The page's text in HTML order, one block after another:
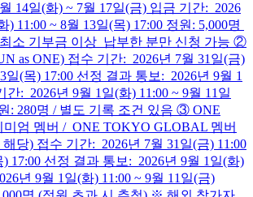
14일(화) ~ 7월 17일(금) 입금 기간: 2026
) 11:00 ~ 8월 13일(목) 17:00 정원: 5,000명
소 기부금 이상 납부한 분만 신청 가능 ②
as ONE) 접수 기간: 2026년 7월 31일(금)
일(목) 17:00 선정 결과 통보: 2026년 9월 1
간: 2026년 9월 1일(화) 11:00 ~ 9월 11일
: 280명 / 별도 기록 조건 있음 ③ ONE
엄 멤버 / ONE TOKYO GLOBAL 멤버
당) 접수 기간: 2026년 7월 31일(금) 11:00
) 17:00 선정 결과 통보: 2026년 9월 1일(화)
년 9월 1일(화) 11:00 ~ 9월 11일(금)